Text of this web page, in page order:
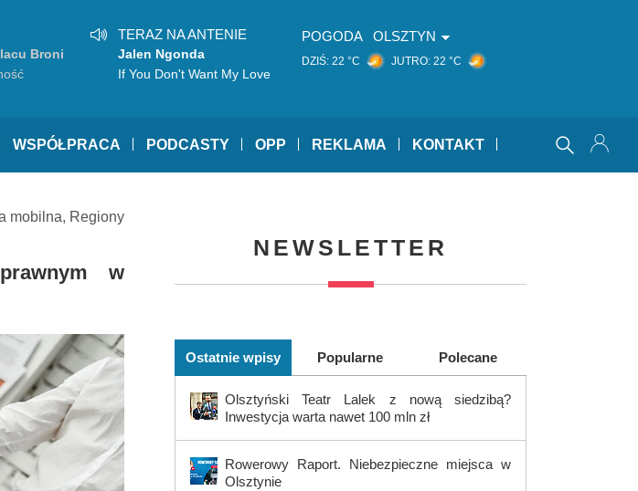
Broni
TERAZ NA ANTENIE
Jalen Ngonda
If You Don't Want My Love
POGODA OLSZTYN
DZIŚ: 22 °C JUTRO: 22 °C
WSPÓŁPRACA PODCASTY OPP REKLAMA KONTAKT
mobilna, Regiony
w
NEWSLETTER
Ostatnie wpisy Popularne Polecane
Olsztyński Teatr Lalek z nową siedzibą?
Inwestycja warta nawet 100 mln zł
Rowerowy Raport. Niebezpieczne miejsca w
Olsztynie